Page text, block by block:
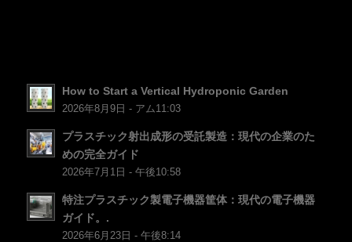
How to Start a Vertical Hydroponic Garden
2026年8月9日 - アム11:03
プラスチック射出成形の受託製造：現代の企業のた
めの完全ガイド
2026年7月1日 - 午後10:58
特注プラスチック製電子機器筐体：現代の電子機器
ガイド。.
2026年6月23日 - 午後8:14
TR
AR
KO
PT
CS